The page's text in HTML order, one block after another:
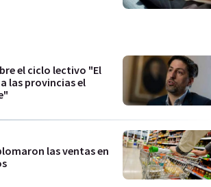
el ciclo lectivo "El
las provincias el
las ventas en